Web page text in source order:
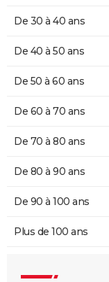
De 30 à 40 ans
De 40 à 50 ans
De 50 à 60 ans
De 60 à 70 ans
De 70 à 80 ans
De 80 à 90 ans
De 90 à 100 ans
Plus de 100 ans